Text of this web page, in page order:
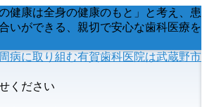
健康は全身の健康のもと」と考え、患
いができる、親切で安心な歯科医療を
ください